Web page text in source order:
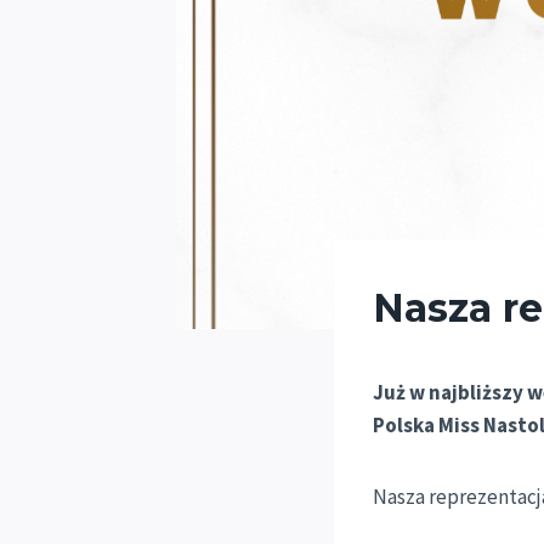
Nasza
Już w najbliższy
Polska Miss
Nasza